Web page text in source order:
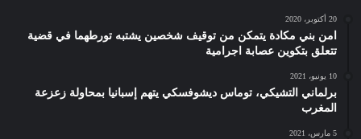
20 أكتوبر، 2020
امن بني مكادة يتمكن من توقيف شخصين يشتبه تورطهما في قضية
تتعلق بتكوين عصابة اجرامية
10 يونيو، 2021
برلماني التشيكي، توماس ديشوفسكي يتهم إسبانيا بمحاولة زعزعة
المغرب
5 مارس، 2021